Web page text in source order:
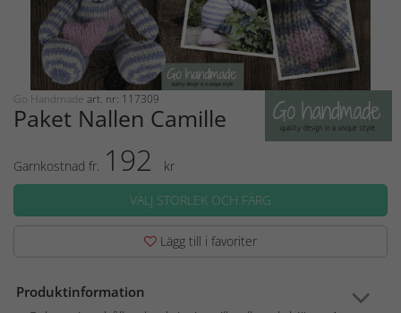
Go Handmade art. nr: 117309
Paket Nallen Camille
Garnkostnad fr. 192
kr
VÄLJ STORLEK OCH FÄRG
Lägg till i favoriter
Produktinformation